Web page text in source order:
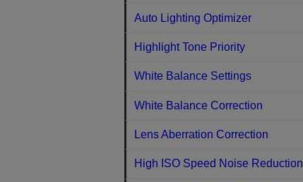
Auto Lighting Optimizer
Highlight Tone Priority
White Balance Settings
White Balance Correction
Lens Aberration Correction
High ISO Speed Noise Reduction